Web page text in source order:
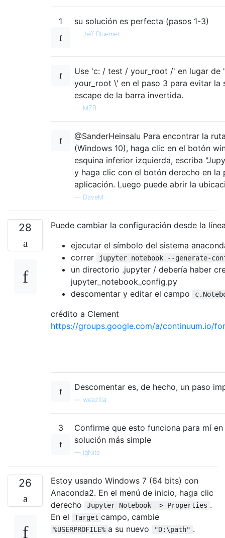
1 su solución es perfecta (pasos 1-3)
— Jeff Bluemel
Use 'c: / test / your_root /' en lugar de
your_root \' en el paso 3 para evitar la
escape de la barra invertida.
— MZB
@SanderHeinsalu Para encontrar la
(Windows 10), haga clic en el botón
esquina inferior izquierda, escriba
y haga clic con el botón derecho en la
aplicación. Luego puede abrir la
— DaveM
28
Puede cambiar la configuración desde la
ejecutar el símbolo del sistema
correr
jupyter notebook --generate-
un directorio .jupyter / debería haber
jupyter_notebook_config.py
descomentar y editar el campo
crédito a Clement
https://groups.google.com/a/continuum.io/
Descomentar es, de hecho, un paso
weezilla
3
Confirme que esto funciona para mí
solución más simple
— IgNite
26
Estoy usando Windows 7 (64 bits) con
Anaconda2. En el menú de inicio, haga clic
derecho
Jupyter Notebook -> Properties .
En el
Target campo, cambie
%USERPROFILE% a su nuevo "D:\path" .